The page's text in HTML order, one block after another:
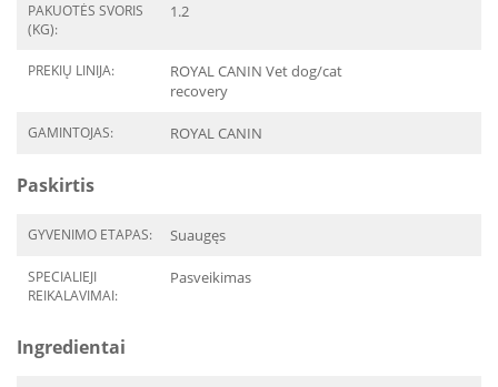
PAKUOTĖS SVORIS
(KG):
1.2
PREKIŲ LINIJA:
ROYAL CANIN Vet dog/cat
recovery
GAMINTOJAS: ROYAL CANIN
Paskirtis
GYVENIMO ETAPAS: Suaugęs
SPECIALIEJI
REIKALAVIMAI:
Pasveikimas
Ingredientai